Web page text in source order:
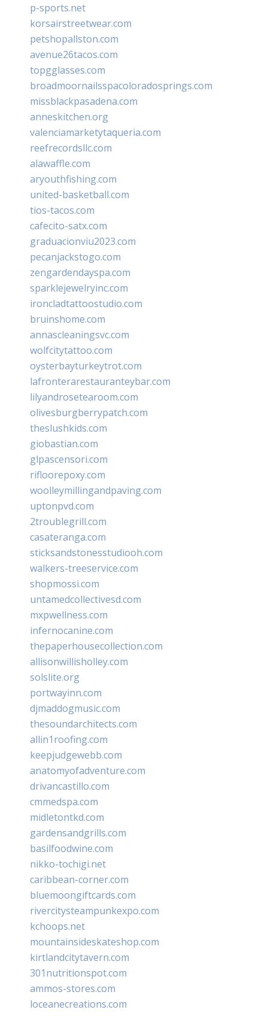
p-sports.net
korsairstreetwear.com
petshopallston.com
avenue26tacos.com
topgglasses.com
broadmoornailsspacoloradosprings.com
missblackpasadena.com
anneskitchen.org
valenciamarketytaqueria.com
reefrecordsllc.com
alawaffle.com
aryouthfishing.com
united-basketball.com
tios-tacos.com
cafecito-satx.com
graduacionviu2023.com
pecanjackstogo.com
zengardendayspa.com
sparklejewelryinc.com
ironcladtattoostudio.com
bruinshome.com
annascleaningsvc.com
wolfcitytattoo.com
oysterbayturkeytrot.com
lafronterarestauranteybar.com
lilyandrosetearoom.com
olivesburgberrypatch.com
theslushkids.com
giobastian.com
glpascensori.com
rifloorepoxy.com
woolleymillingandpaving.com
uptonpvd.com
2troublegrill.com
casateranga.com
sticksandstonesstudiooh.com
walkers-treeservice.com
shopmossi.com
untamedcollectivesd.com
mxpwellness.com
infernocanine.com
thepaperhousecollection.com
allisonwillisholley.com
solslite.org
portwayinn.com
djmaddogmusic.com
thesoundarchitects.com
allin1roofing.com
keepjudgewebb.com
anatomyofadventure.com
drivancastillo.com
cmmedspa.com
midletontkd.com
gardensandgrills.com
basilfoodwine.com
nikko-tochigi.net
caribbean-corner.com
bluemoongiftcards.com
rivercitysteampunkexpo.com
kchoops.net
mountainsideskateshop.com
kirtlandcitytavern.com
301nutritionspot.com
ammos-stores.com
loceanecreations.com